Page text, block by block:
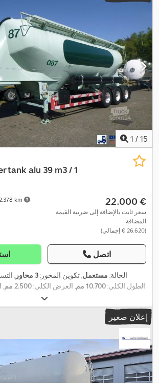
1 / 15
km
tank alu 39 m3 / 1
‏22.000 €
سعر ثابت بالإضافة إلى ضريبة القيمة
المضافة
(‏26.620 € إجمالي)
اتصل
الحالة: مستعمل, تكوين المحور:3 محاور ,
الطول الكلي:10.700 مم , العرض الكلي:2.500 مم ,
مم, تعليق:
2010, معدات: نظام الفرامل المانعة للانغلاق (ABS),
إعلان صغير